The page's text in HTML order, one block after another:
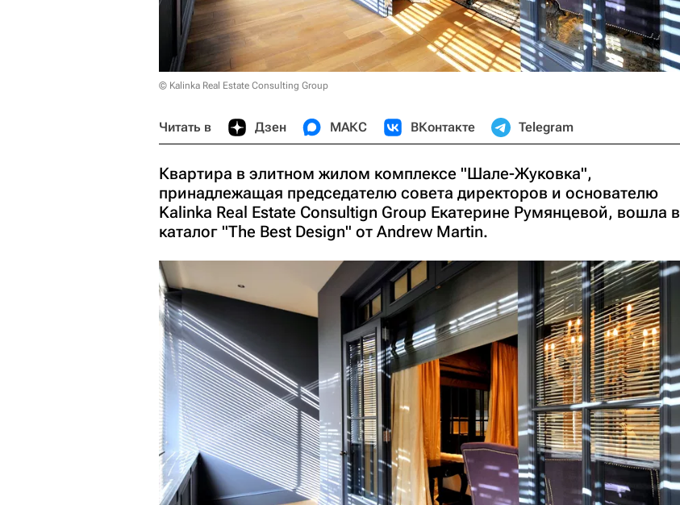
© Kalinka Real Estate Consulting Group
Читать в Дзен МАКС ВКонтакте Telegram
Квартира в элитном жилом комплексе "Шале-Жуковка",
принадлежащая председателю совета директоров и основателю
Kalinka Real Estate Consultign Group Екатерине Румянцевой, вошла в
каталог "The Best Design" от Andrew Martin.